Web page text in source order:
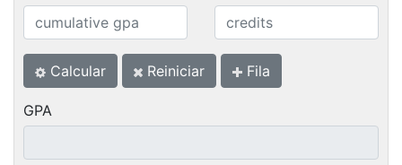
Calcular Reiniciar Fila
GPA